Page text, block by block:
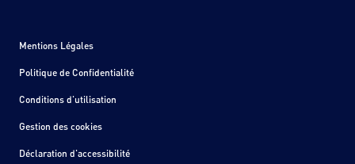
Mentions Légales
Politique de Confidentialité
Conditions d'utilisation
Gestion des cookies
Déclaration d'accessibilité